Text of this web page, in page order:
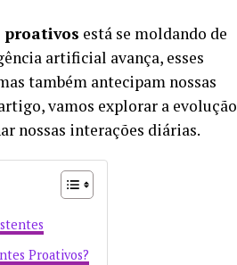
proativos está se moldando de
artificial avança, esses
também antecipam nossas
vamos explorar a evolução
nossas interações diárias.
Proativos?